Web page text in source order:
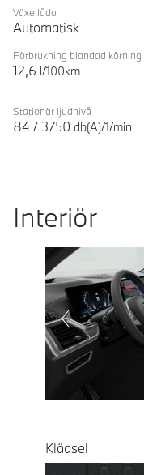
Växellåda
Automatisk
Förbrukning blandad körning
12,6 l/100km
Stationär ljudnivå
84 / 3750 db(A)/1/min
Interiör
Prevoius
Klädsel